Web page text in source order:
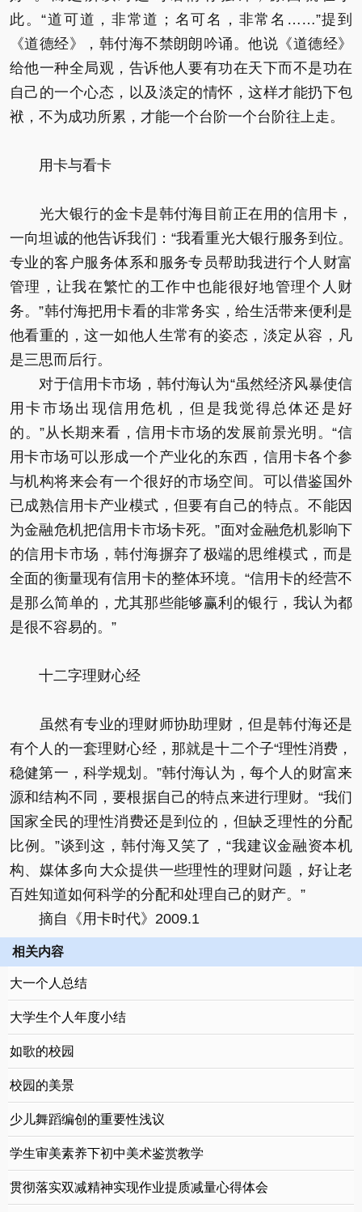
此。“道可道，非常道；名可名，非常名……”提到
《道德经》，韩付海不禁朗朗吟诵。他说《道德经》
给他一种全局观，告诉他人要有功在天下而不是功在
自己的一个心态，以及淡定的情怀，这样才能扔下包
袱，不为成功所累，才能一个台阶一个台阶往上走。
用卡与看卡
光大银行的金卡是韩付海目前正在用的信用卡，
一向坦诚的他告诉我们：“我看重光大银行服务到位。
专业的客户服务体系和服务专员帮助我进行个人财富
管理，让我在繁忙的工作中也能很好地管理个人财
务。”韩付海把用卡看的非常务实，给生活带来便利是
他看重的，这一如他人生常有的姿态，淡定从容，凡
是三思而后行。
对于信用卡市场，韩付海认为“虽然经济风暴使信
用卡市场出现信用危机，但是我觉得总体还是好
的。”从长期来看，信用卡市场的发展前景光明。“信
用卡市场可以形成一个产业化的东西，信用卡各个参
与机构将来会有一个很好的市场空间。可以借鉴国外
已成熟信用卡产业模式，但要有自己的特点。不能因
为金融危机把信用卡市场卡死。”面对金融危机影响下
的信用卡市场，韩付海摒弃了极端的思维模式，而是
全面的衡量现有信用卡的整体环境。“信用卡的经营不
是那么简单的，尤其那些能够赢利的银行，我认为都
是很不容易的。”
十二字理财心经
虽然有专业的理财师协助理财，但是韩付海还是
有个人的一套理财心经，那就是十二个子“理性消费，
稳健第一，科学规划。”韩付海认为，每个人的财富来
源和结构不同，要根据自己的特点来进行理财。“我们
国家全民的理性消费还是到位的，但缺乏理性的分配
比例。”谈到这，韩付海又笑了，“我建议金融资本机
构、媒体多向大众提供一些理性的理财问题，好让老
百姓知道如何科学的分配和处理自己的财产。”
摘自《用卡时代》2009.1
相关内容
大一个人总结
大学生个人年度小结
如歌的校园
校园的美景
少儿舞蹈编创的重要性浅议
学生审美素养下初中美术鉴赏教学
贯彻落实双减精神实现作业提质减量心得体会